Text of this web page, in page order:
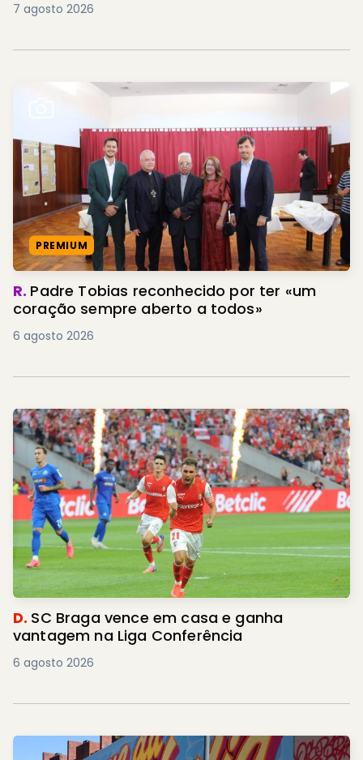
7 agosto 2026
PREMIUM
R. Padre Tobias reconhecido por ter «um
coração sempre aberto a todos»
6 agosto 2026
D. SC Braga vence em casa e ganha
vantagem na Liga Conferência
6 agosto 2026